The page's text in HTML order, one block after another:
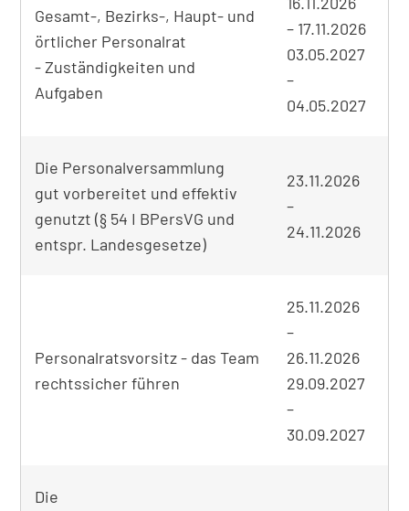
Gesamt-, Bezirks-, Haupt- und
örtlicher Personalrat
- Zuständigkeiten und
Aufgaben
– 17.11.2026
03.05.2027
–
04.05.2027
Die Personalversammlung
gut vorbereitet und effektiv
genutzt (§ 54 I BPersVG und
entspr. Landesgesetze)
23.11.2026
–
24.11.2026
Personalratsvorsitz - das Team
rechtssicher führen
25.11.2026
–
26.11.2026
29.09.2027
–
30.09.2027
Die